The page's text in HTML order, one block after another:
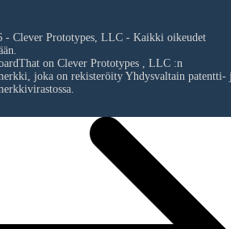
- Clever Prototypes, LLC - Kaikki oikeudet
on Clever Prototypes , LLC:n
joka on rekisteröity Yhdysvaltain patentti-